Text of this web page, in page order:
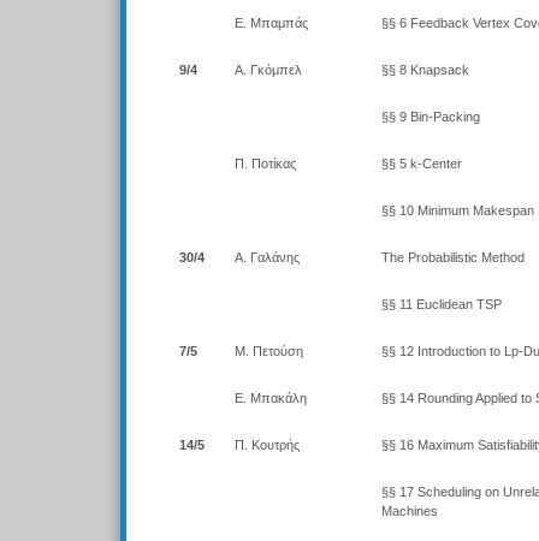
Ε. Μπαμπάς §§ 6 Feedback Vertex
9/4 Α. Γκόμπελ §§ 8 Knapsack
§§ 9 Bin-Packing
Π. Ποτίκας §§ 5 k-Center
§§ 10 Minimum Makespan
30/4 Α. Γαλάνης The Probabilistic Method
§§ 11 Euclidean TSP
7/5 Μ. Πετούση §§ 12 Introduction to Lp-
Ε. Μπακάλη §§ 14 Rounding Applied to
14/5 Π. Κουτρής §§ 16 Maximum
§§ 17 Scheduling on
Machines